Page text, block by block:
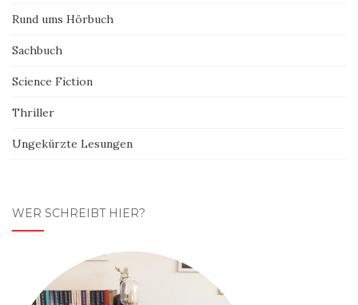
Rund ums Hörbuch
Sachbuch
Science Fiction
Thriller
Ungekürzte Lesungen
WER SCHREIBT HIER?